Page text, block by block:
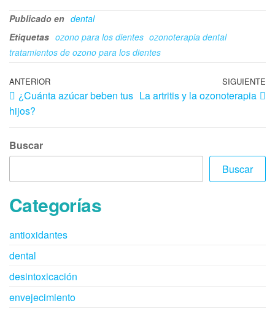
Publicado en dental
Etiquetas ozono para los dientes ozonoterapia dental
tratamientos de ozono para los dientes
ANTERIOR
¿Cuánta azúcar beben tus
hijos?
SIGUIENTE
La artritis y la ozonoterapia
Buscar
Buscar
Categorías
antioxidantes
dental
desintoxicación
envejecimiento